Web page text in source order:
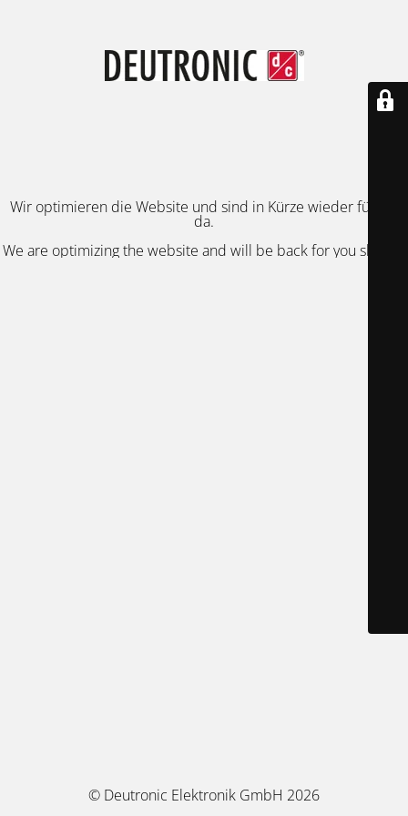
Wir optimieren die Website und sind in Kürze wieder für Sie
da.
We are optimizing the website and will be back for you shortly.
© Deutronic Elektronik GmbH 2026